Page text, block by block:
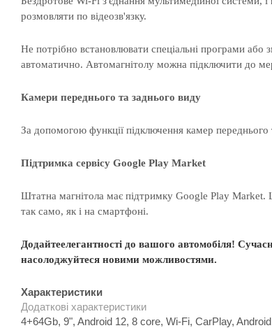
розмовляти по відеозв'язку.
Не потрібно встановлювати спеціальні програми або
автоматично. Автомагнітолу можна підключити до
Камери переднього та заднього виду
За допомогою функції підключення камер
Підтримка сервісу Google Play Market
Штатна магнітола має підтримку Google Play Market.
так само, як і на смартфоні.
Додайтеелегантності до вашого автомобіля! С
насолоджуйтеся новими можливостями.
Характеристики
Додаткові характеристики
4+64Gb, 9", Android 12, 8 core, Wi-Fi, CarPlay,